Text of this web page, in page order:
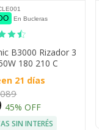
En Bucleras
B3000 Rizador 3
180 210 C
en 21 días
45% OFF
SIN INTERÉS